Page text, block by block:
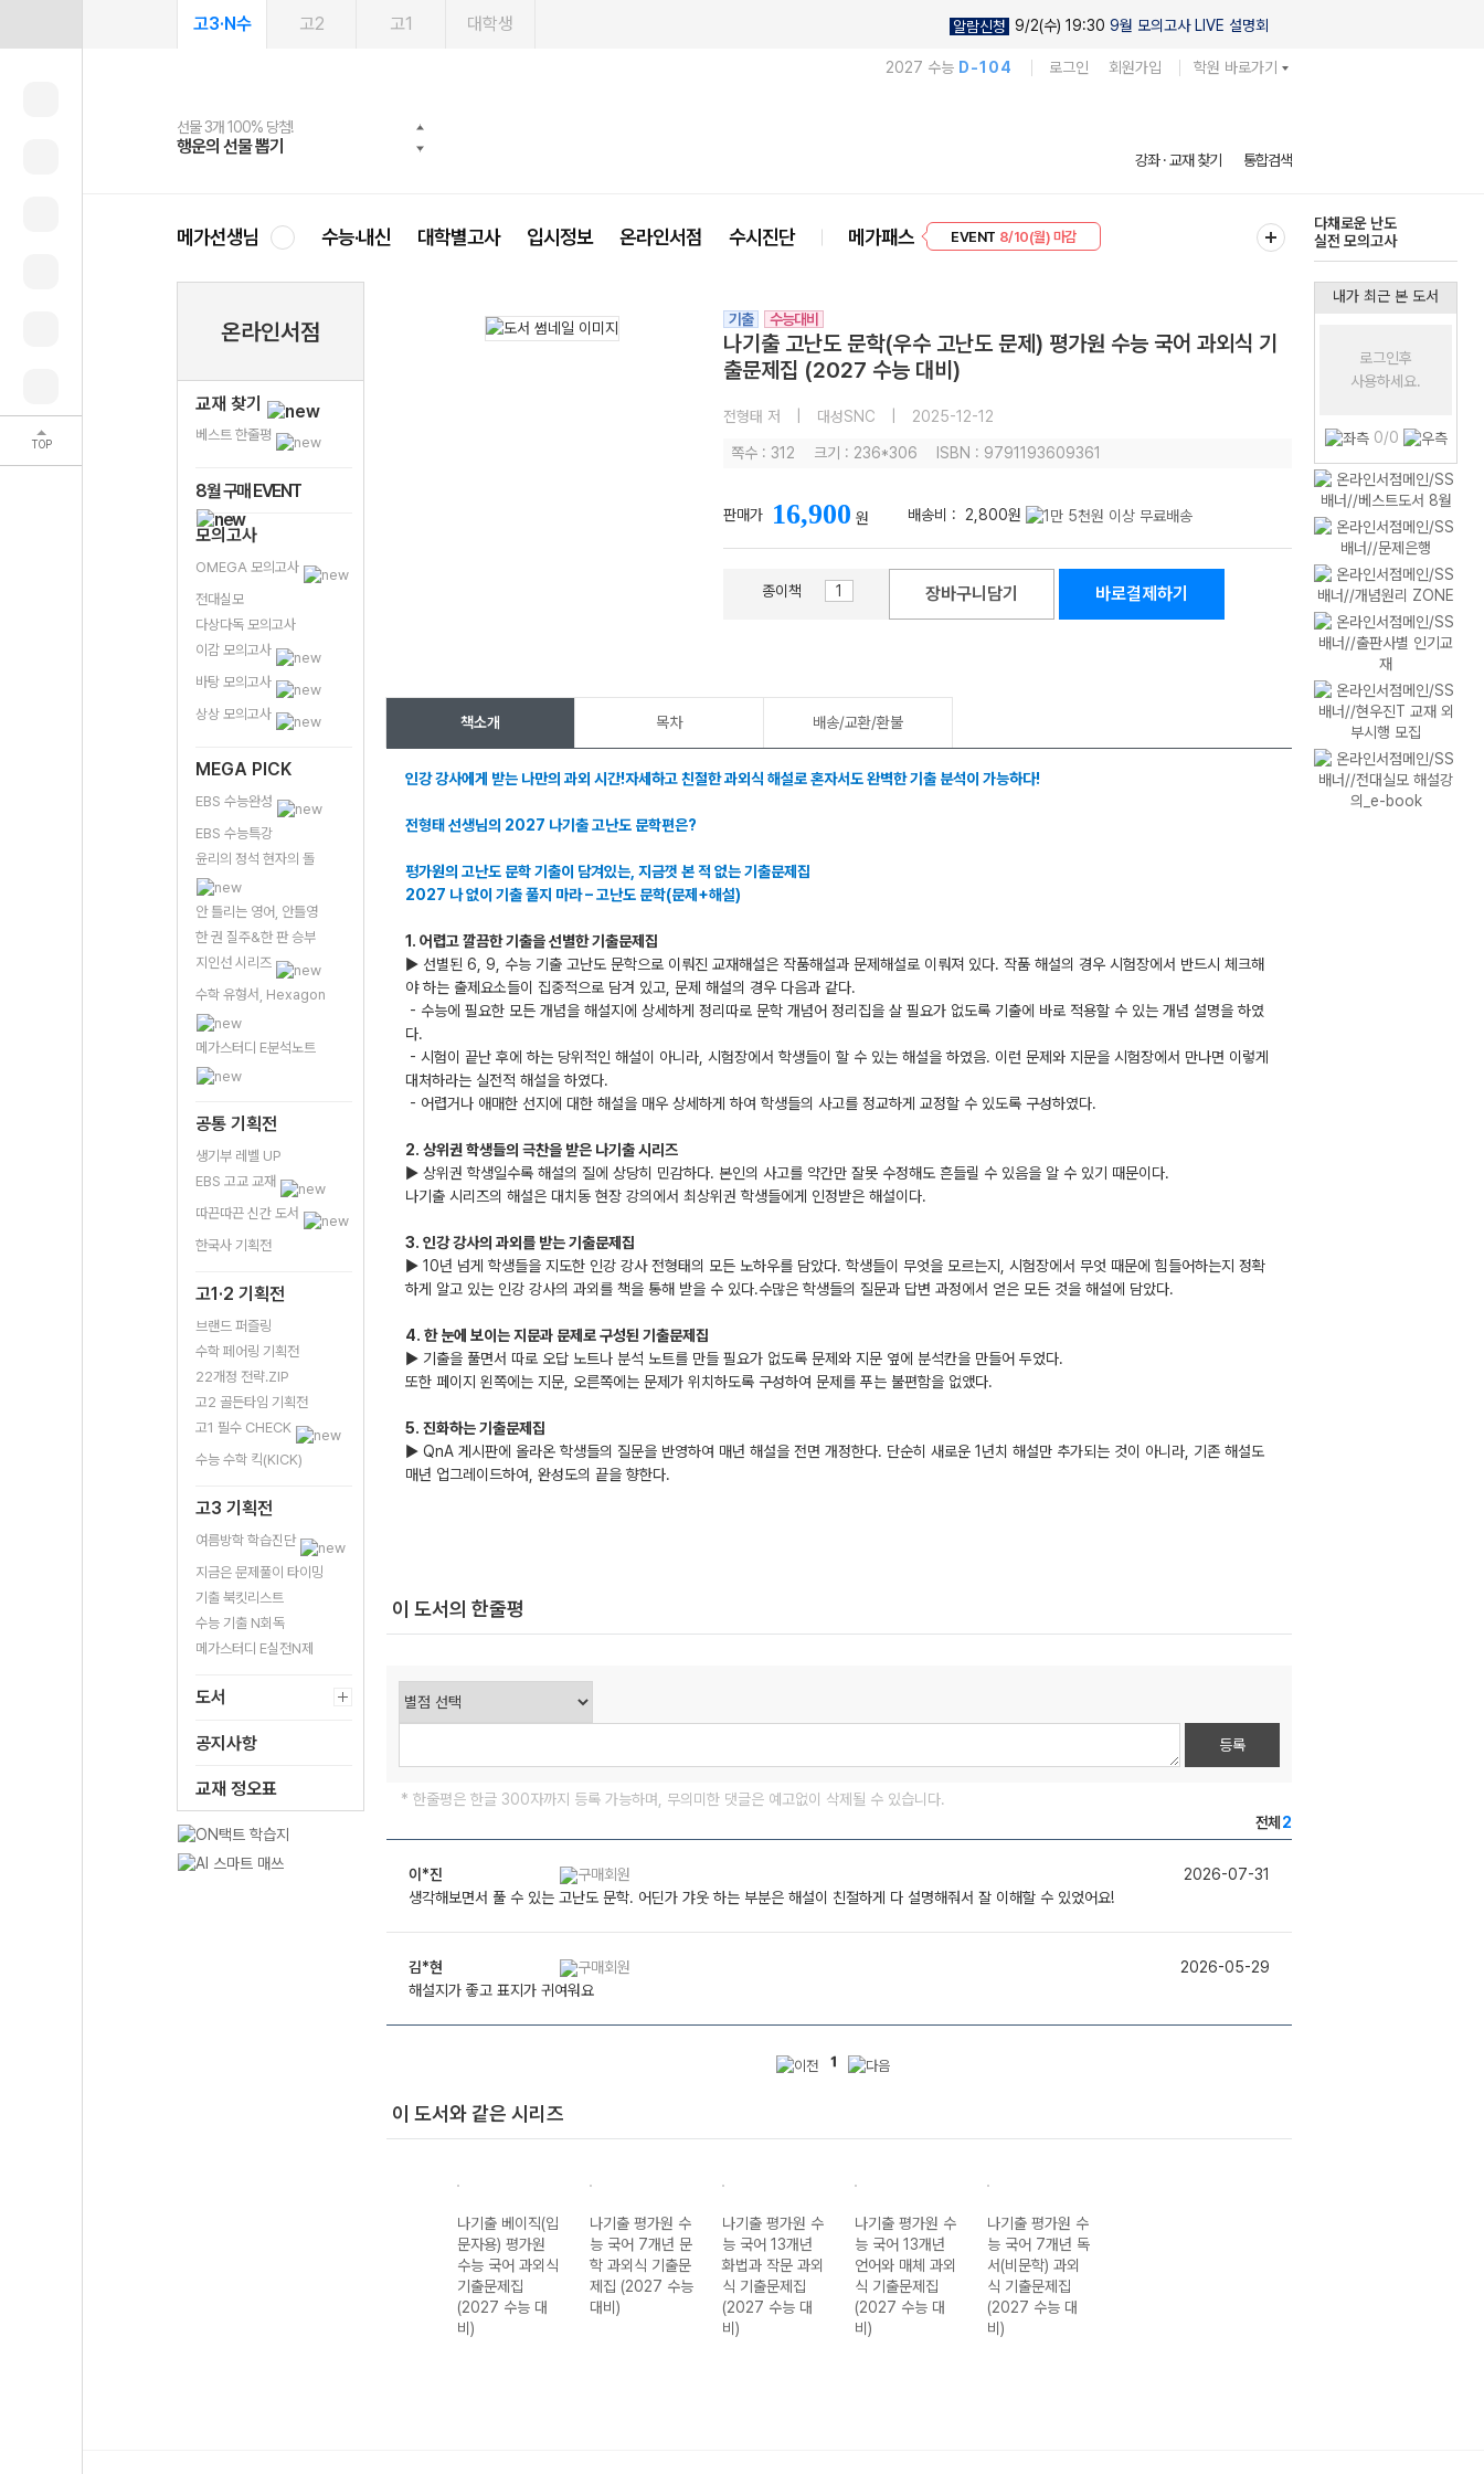
TOP
고3·N수 고2 고1 대학생 알람신청 9/2(수) 19:30 9월 모의고사 LIVE 설명회
2027 수능 D-104 로그인 회원가입 학원 바로가기
선물 3개 100% 당첨!
행운의 선물 뽑기
선물 100% 증정!
메가스터디 X 올리브
여름방학 스터디 캐시백
메가런 썸머스쿨
2027 러셀 단과
강사 공개선발
스마트러닝앱
설문 EVENT
메가패스
3일 무료 체험권
메가패스 수강생 무료혜택!
메가클럽 멤버십
사회공헌 캠페인
희망이룸 메가나눔
강좌 · 교재 찾기 통합검색
메가선생님 수능·내신 대학별고사 입시정보 온라인서점 수시진단 메가패스
EVENT 8/10(월) 마감
다채로운 난도
실전 모의고사
온라인서점
교재 찾기
베스트 한줄평
8월 구매 EVENT
모의고사
OMEGA 모의고사
전대실모
다상다독 모의고사
이감 모의고사
바탕 모의고사
상상 모의고사
MEGA PICK
EBS 수능완성
EBS 수능특강
윤리의 정석 현자의 돌
안 틀리는 영어, 안틀영
한 권 질주&한 판 승부
지인선 시리즈
수학 유형서, Hexagon
메가스터디 E분석노트
공통 기획전
생기부 레벨 UP
EBS 고교 교재
따끈따끈 신간 도서
한국사 기획전
고1·2 기획전
브랜드 퍼즐링
수학 페어링 기획전
22개정 전략.ZIP
고2 골든타임 기획전
고1 필수 CHECK
수능 수학 킥(KICK)
고3 기획전
여름방학 학습진단
지금은 문제풀이 타이밍
기출 북킷리스트
수능 기출 N회독
메가스터디 E실전N제
도서
공지사항
교재 정오표
기출 수능대비
나기출 고난도 문학(우수 고난도 문제) 평가원 수능 국어 과외식 기
출문제집 (2027 수능 대비)
전형태 저 대성SNC 2025-12-12
쪽수 : 312 크기 : 236*306 ISBN : 9791193609361
판매가 16,900 원 배송비 : 2,800원
종이책 장바구니담기 바로결제하기
책소개 목차 배송/교환/환불
인강 강사에게 받는 나만의 과외 시간!자세하고 친절한 과외식 해설로 혼자서도 완벽한 기출 분석이 가능하다!
전형태 선생님의 2027 나기출 고난도 문학편은?
평가원의 고난도 문학 기출이 담겨있는, 지금껏 본 적 없는 기출문제집
2027 나 없이 기출 풀지 마라 – 고난도 문학(문제+해설)
1. 어렵고 깔끔한 기출을 선별한 기출문제집
▶ 선별된 6, 9, 수능 기출 고난도 문학으로 이뤄진 교재해설은 작품해설과 문제해설로 이뤄져 있다. 작품 해설의 경우 시험장에서 반드시 체크해
야 하는 출제요소들이 집중적으로 담겨 있고, 문제 해설의 경우 다음과 같다.
- 수능에 필요한 모든 개념을 해설지에 상세하게 정리따로 문학 개념어 정리집을 살 필요가 없도록 기출에 바로 적용할 수 있는 개념 설명을 하였
다.
- 시험이 끝난 후에 하는 당위적인 해설이 아니라, 시험장에서 학생들이 할 수 있는 해설을 하였음. 이런 문제와 지문을 시험장에서 만나면 이렇게
대처하라는 실전적 해설을 하였다.
- 어렵거나 애매한 선지에 대한 해설을 매우 상세하게 하여 학생들의 사고를 정교하게 교정할 수 있도록 구성하였다.
2. 상위권 학생들의 극찬을 받은 나기출 시리즈
▶ 상위권 학생일수록 해설의 질에 상당히 민감하다. 본인의 사고를 약간만 잘못 수정해도 흔들릴 수 있음을 알 수 있기 때문이다.
나기출 시리즈의 해설은 대치동 현장 강의에서 최상위권 학생들에게 인정받은 해설이다.
3. 인강 강사의 과외를 받는 기출문제집
▶ 10년 넘게 학생들을 지도한 인강 강사 전형태의 모든 노하우를 담았다. 학생들이 무엇을 모르는지, 시험장에서 무엇 때문에 힘들어하는지 정확
하게 알고 있는 인강 강사의 과외를 책을 통해 받을 수 있다.수많은 학생들의 질문과 답변 과정에서 얻은 모든 것을 해설에 담았다.
4. 한 눈에 보이는 지문과 문제로 구성된 기출문제집
▶ 기출을 풀면서 따로 오답 노트나 분석 노트를 만들 필요가 없도록 문제와 지문 옆에 분석칸을 만들어 두었다.
또한 페이지 왼쪽에는 지문, 오른쪽에는 문제가 위치하도록 구성하여 문제를 푸는 불편함을 없앴다.
5. 진화하는 기출문제집
▶ QnA 게시판에 올라온 학생들의 질문을 반영하여 매년 해설을 전면 개정한다. 단순히 새로운 1년치 해설만 추가되는 것이 아니라, 기존 해설도
매년 업그레이드하여, 완성도의 끝을 향한다.
이 도서의 한줄평
등록
* 한줄평은 한글 300자까지 등록 가능하며, 무의미한 댓글은 예고없이 삭제될 수 있습니다.
전체 2
이*진
2026-07-31
생각해보면서 풀 수 있는 고난도 문학. 어딘가 갸웃 하는 부분은 해설이 친절하게 다 설명해줘서 잘 이해할 수 있었어요!
김*현
2026-05-29
해설지가 좋고 표지가 귀여워요
1
이 도서와 같은 시리즈
나기출 베이직(입
문자용) 평가원
수능 국어 과외식
기출문제집
(2027 수능 대
비)
나기출 평가원 수
능 국어 7개년 문
학 과외식 기출문
제집 (2027 수능
대비)
나기출 평가원 수
능 국어 13개년
화법과 작문 과외
식 기출문제집
(2027 수능 대
비)
나기출 평가원 수
능 국어 13개년
언어와 매체 과외
식 기출문제집
(2027 수능 대
비)
나기출 평가원 수
능 국어 7개년 독
서(비문학) 과외
식 기출문제집
(2027 수능 대
비)
내가 최근 본 도서
로그인후
사용하세요.
0/0